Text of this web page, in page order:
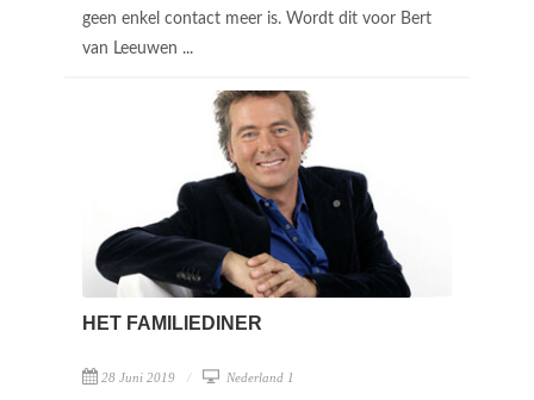
geen enkel contact meer is. Wordt dit voor Bert
van Leeuwen ...
HET FAMILIEDINER
28 Juni 2019 Nederland 1